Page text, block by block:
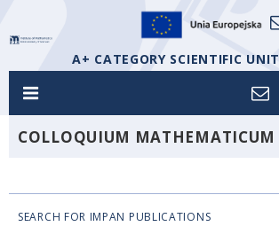
A+ CATEGORY SCIENTIFIC UNIT
COLLOQUIUM MATHEMATICUM
SEARCH FOR IMPAN PUBLICATIONS